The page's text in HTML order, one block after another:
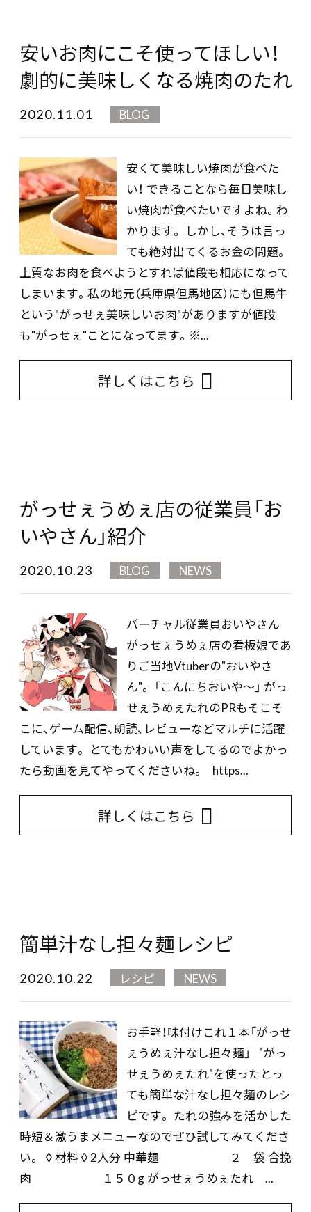
安いお肉にこそ使ってほしい！
劇的に美味しくなる焼肉のたれ
2020.11.01 BLOG
安くて美味しい焼肉が食べた
い！ できることなら毎日美味し
い焼肉が食べたいですよね。わ
かります。 しかし、そうは言っ
ても絶対出てくるお金の問題。
上質なお肉を食べようとすれば値段も相応になって
しまいます。私の地元（兵庫県但馬地区）にも但馬牛
という"がっせぇ美味しいお肉"がありますが値段
も"がっせぇ"ことになってます。※...
詳しくはこちら
がっせぇうめぇ店の従業員「お
いやさん」紹介
2020.10.23 BLOG NEWS
バーチャル従業員おいやさん
がっせぇうめぇ店の看板娘であ
りご当地Vtuberの"おいやさ
ん"。 「こんにちおいや～」 がっ
せぇうめぇたれのPRもそこそ
こに、ゲーム配信、朗読、レビューなどマルチに活躍
しています。 とてもかわいい声をしてるのでよかっ
たら動画を見てやってくださいね。 https...
詳しくはこちら
簡単汁なし担々麺レシピ
2020.10.22 レシピ NEWS
お手軽！味付けこれ１本「がっせ
ぇうめぇ汁なし担々麺」 "がっ
せぇうめぇたれ"を使ったとっ
ても簡単な汁なし担々麺のレシ
ピです。 たれの強みを活かした
時短＆激うまメニューなのでぜひ試してみてくださ
い。 ◊材料◊2人分 中華麺 ２ 袋 合挽
肉 １５０g がっせぇうめぇたれ ...